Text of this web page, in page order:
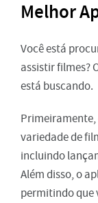
Melhor
Você está
assistir filmes?
está buscando.
Primeiramente,
variedade de
incluindo
Além disso, o
permitindo que